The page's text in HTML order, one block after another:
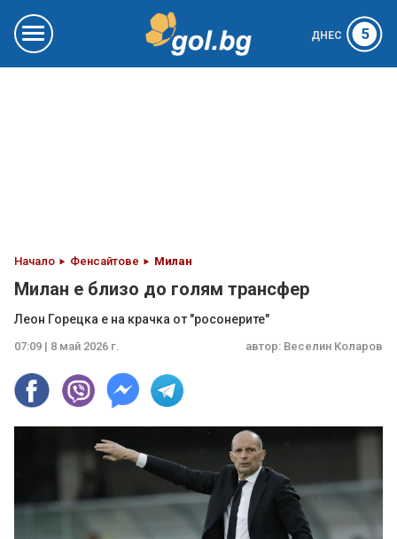
ДНЕС 5
Начало Фенсайтове Милан
Милан е близо до голям трансфер
Леон Горецка е на крачка от "росонерите"
07:09 | 8 май 2026 г. автор: Веселин Коларов